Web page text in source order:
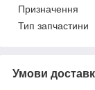
Призначення
Тип запчастини
Умови